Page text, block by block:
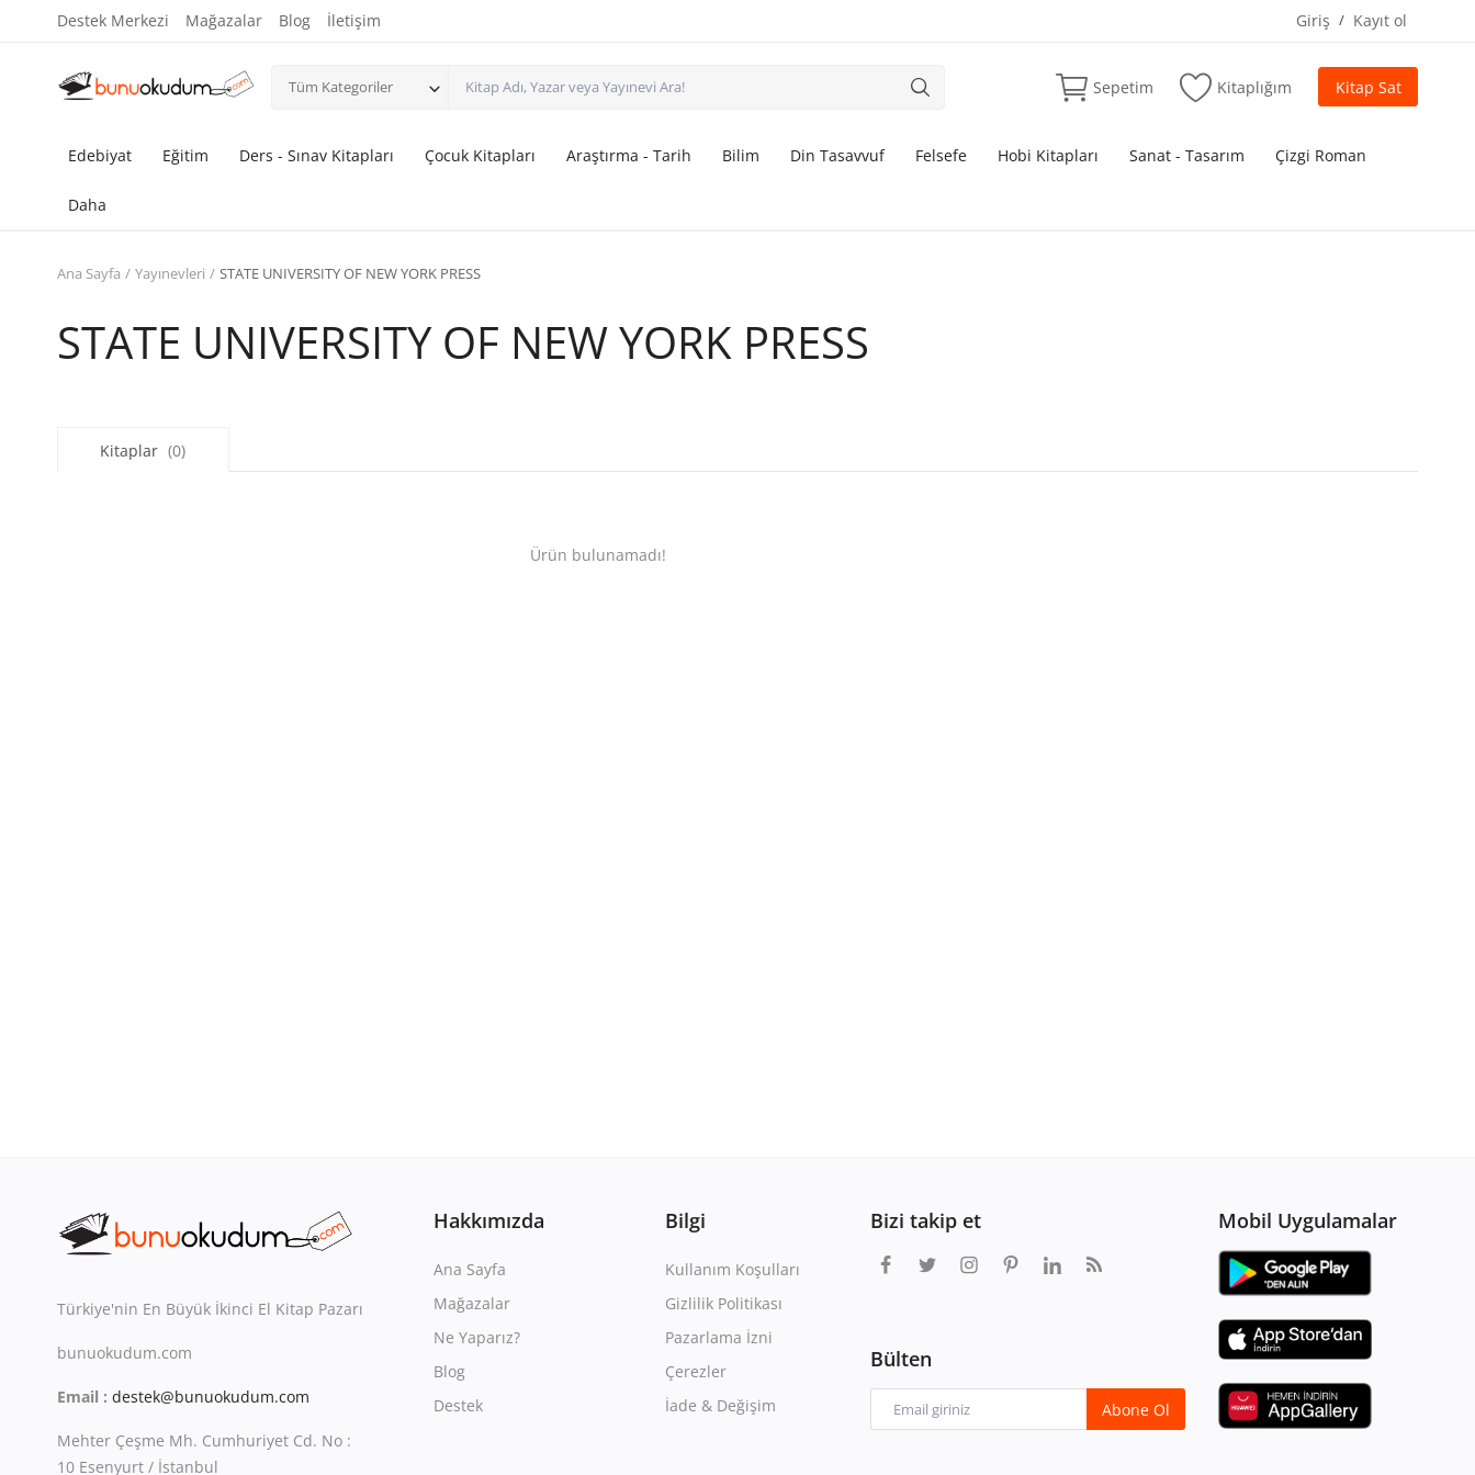
Destek Merkezi Mağazalar Blog İletişim Giriş / Kayıt ol
Tüm Kategoriler Sepetim Kitaplığım Kitap Sat
Edebiyat Eğitim Ders - Sınav Kitapları Çocuk Kitapları Araştırma - Tarih Bilim Din Tasavvuf Felsefe Hobi Kitapları Sanat - Tasarım Çizgi Roman
Daha
Ana Sayfa Yayınevleri STATE UNIVERSITY OF NEW YORK PRESS
STATE UNIVERSITY OF NEW YORK PRESS
Kitaplar (0)
Ürün bulunamadı!
Türkiye'nin En Büyük İkinci El Kitap Pazarı
bunuokudum.com
Email : destek@bunuokudum.com
Mehter Çeşme Mh. Cumhuriyet Cd. No :
10 Esenyurt / İstanbul
Hakkımızda
Ana Sayfa
Mağazalar
Ne Yaparız?
Blog
Destek
Bilgi
Kullanım Koşulları
Gizlilik Politikası
Pazarlama İzni
Çerezler
İade & Değişim
Bizi takip et
Bülten
Abone Ol
Mobil Uygulamalar